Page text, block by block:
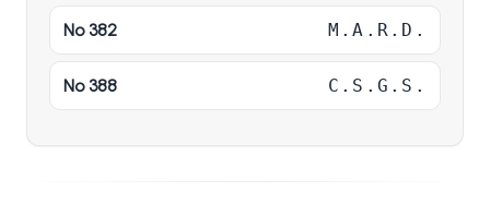
Nº 382 M.A.R.D.
Nº 388 C.S.G.S.